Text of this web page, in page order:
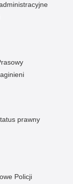
prawny
Policji